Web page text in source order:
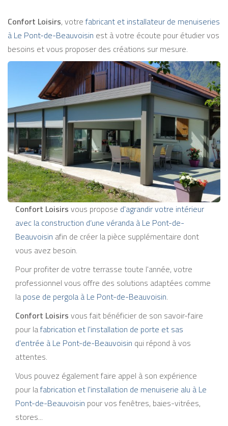
Confort Loisirs, votrefabricant et installateur de menuiseries
à Le Pont-de-Beauvoisin est à votre écoute pour étudier vos
besoins et vous proposer des créations sur mesure.
Confort Loisirsvous propose d'agrandir votre intérieur
avec la construction d’une véranda à Le Pont-de-
Beauvoisin afin de créer la pièce supplémentaire dont
vous avez besoin.
Pour profiter de votre terrasse toute l'année, votre
professionnel vous offre des solutions adaptées comme
lapose de pergola à Le Pont-de-Beauvoisin.
Confort Loisirsvous fait bénéficier de son savoir-faire
pour lafabrication et l'installation de porte et sas
d'entrée à Le Pont-de-Beauvoisin qui répond à vos
attentes.
Vous pouvez également faire appel à son expérience
pour lafabrication et l'installation de menuiserie alu à Le
Pont-de-Beauvoisin pour vos fenêtres, baies-vitrées,
stores...